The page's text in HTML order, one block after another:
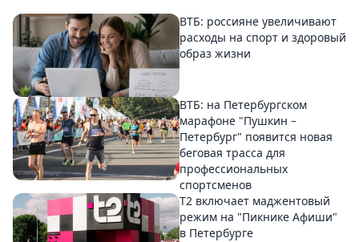
ВТБ: россияне увеличивают
расходы на спорт и здоровый
образ жизни
ВТБ: на Петербургском
марафоне "Пушкин –
Петербург" появится новая
беговая трасса для
профессиональных
спортсменов
Т2 включает маджентовый
режим на "Пикнике Афиши"
в Петербурге